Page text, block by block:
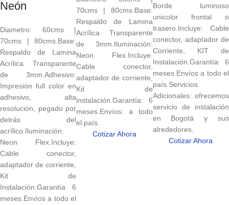
Neón
Diametro: 60cms |
70cms | 80cms.Base:
Respaldo de Lamina
Acrílica Transparente
de 3mm.Adhesivo:
Impresión full color en
adhesivo, alta
resolución, pegado por
detrás del
acrílico.Iluminación:
Neon Flex.Incluye:
Cable conector,
adaptador de corriente,
Kit de
Instalación.Garantía: 6
meses.Envíos a todo el
70cms | 80cms.Base:
Respaldo de Lamina
Acrílica Transparente
de 3mm.Iluminación:
Neon Flex.Incluye:
Cable conector,
adaptador de corriente,
Kit de
instalación.Garantía: 6
meses.Envíos: a todo
el país.
Cotizar Ahora
Borde luminoso
unicolor frontal o
trasero.Incluye: Cable
conector, adaptador de
Corriente, KIT de
Instalación.Garantía: 6
meses.Envíos a todo el
país.Servicios
Adicionales: ofrecemos
servicio de instalación
en Bogotá y sus
alrededores.
Cotizar Ahora